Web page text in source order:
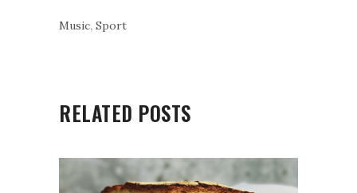
Music, Sport
RELATED POSTS